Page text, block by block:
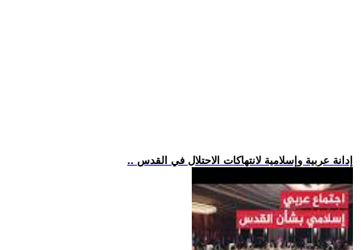
.. إدانة عربية وإسلامية لانتهاكات الاحتلال في القدس